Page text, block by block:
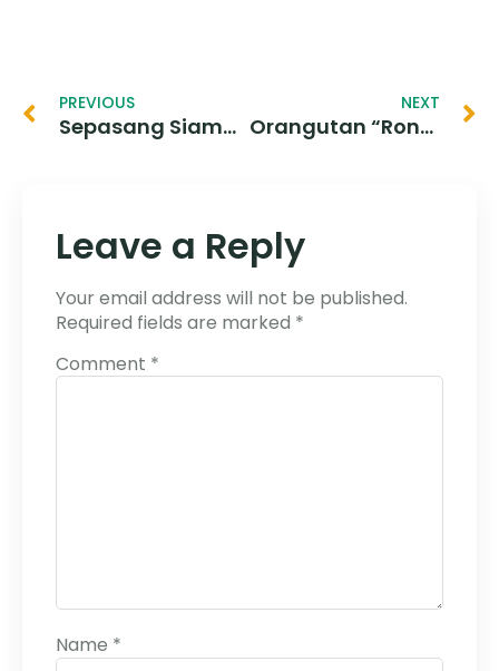
PREVIOUS
Sepasang Siamang Jon-Cimung Dilepasliar Di SM Isau-Isau
NEXT
Orangutan “Rongring” Dilepasliarkan Di Suaka Margasatwa Siranggas
Leave a Reply
Your email address will not be published.
Required fields are marked *
Comment *
Name *